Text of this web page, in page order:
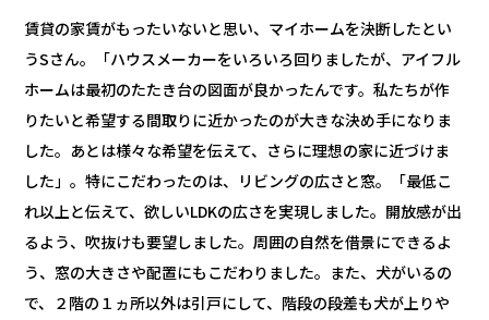
賃貸の家賃がもったいないと思い、マイホームを決断したとい
うSさん。「ハウスメーカーをいろいろ回りましたが、アイフル
ホームは最初のたたき台の図面が良かったんです。私たちが作
りたいと希望する間取りに近かったのが大きな決め手になりま
した。あとは様々な希望を伝えて、さらに理想の家に近づけま
した」。特にこだわったのは、リビングの広さと窓。「最低こ
れ以上と伝えて、欲しいLDKの広さを実現しました。開放感が出
るよう、吹抜けも要望しました。周囲の自然を借景にできるよ
う、窓の大きさや配置にもこだわりました。また、犬がいるの
で、２階の１ヵ所以外は引戸にして、階段の段差も犬が上りや